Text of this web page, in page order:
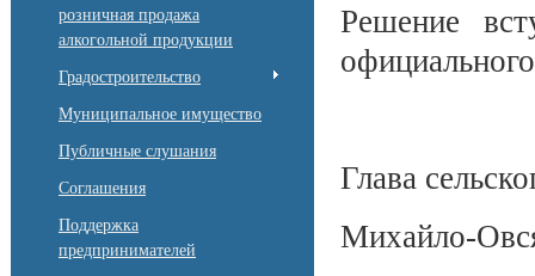
розничная продажа
алкогольной продукции
Градостроительство
Муниципальное имущество
Публичные слушания
Соглашения
Поддержка
предпринимателей
Решение
Глава
Михайло-